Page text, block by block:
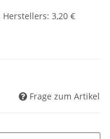
: 3,20 €
Frage zum Artikel